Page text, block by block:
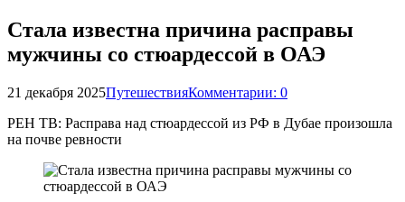
Стала известна причина расправы
мужчины со стюардессой в ОАЭ
21 декабря 2025ПутешествияКомментарии: 0
РЕН ТВ: Расправа над стюардессой из РФ в Дубае произошла
на почве ревности